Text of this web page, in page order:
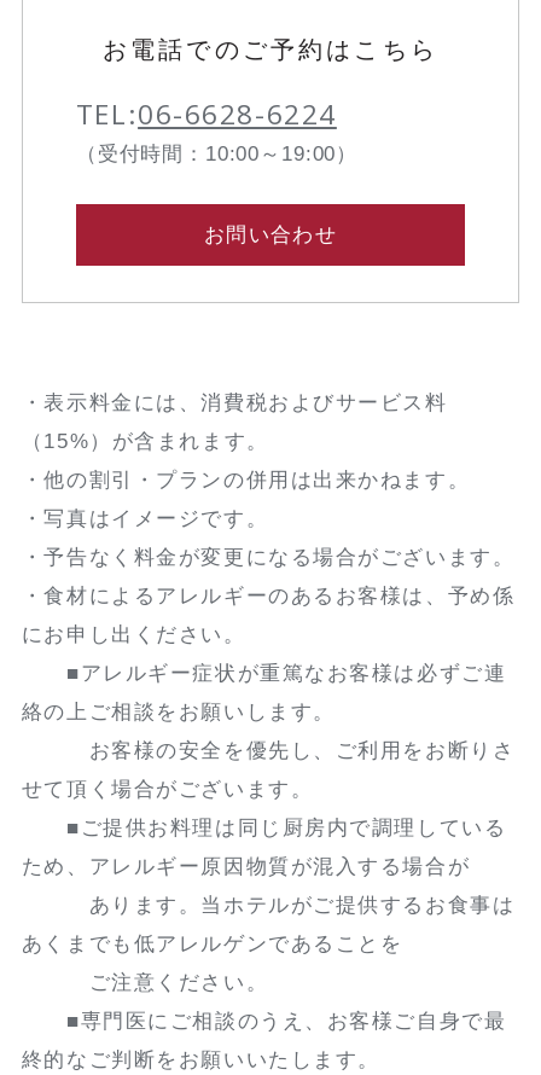
お電話でのご予約はこちら
TEL:06-6628-6224
（受付時間：10:00～19:00）
お問い合わせ
・表示料金には、消費税およびサービス料
（15%）が含まれます。
・他の割引・プランの併用は出来かねます。
・写真はイメージです。
・予告なく料金が変更になる場合がございます。
・食材によるアレルギーのあるお客様は、予め係
にお申し出ください。
■アレルギー症状が重篤なお客様は必ずご連
絡の上ご相談をお願いします。
お客様の安全を優先し、ご利用をお断りさ
せて頂く場合がございます。
■ご提供お料理は同じ厨房内で調理している
ため、アレルギー原因物質が混入する場合が
あります。当ホテルがご提供するお食事は
あくまでも低アレルゲンであることを
ご注意ください。
■専門医にご相談のうえ、お客様ご自身で最
終的なご判断をお願いいたします。